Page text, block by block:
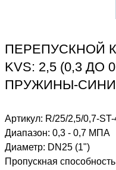
ПЕРЕПУСКНОЙ
KVS: 2,5 (0,3 ДО
ПРУЖИНЫ-
Артикул: R/25/2,5/0,7-
Диапазон: 0,3 - 0,7 МПА
Диаметр: DN25 (1")
Пропускная